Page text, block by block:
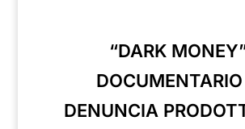
“DARK
DENUNCIA